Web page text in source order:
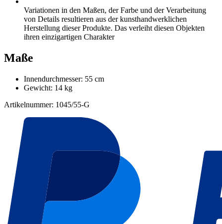
Variationen in den Maßen, der Farbe und der Verarbeitung
von Details resultieren aus der kunsthandwerklichen
Herstellung dieser Produkte. Das verleiht diesen Objekten
ihren einzigartigen Charakter
Maße
Innendurchmesser: 55 cm
Gewicht: 14 kg
Artikelnummer: 1045/55-G